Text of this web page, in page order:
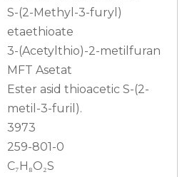
S-(2-Methyl-3-furyl)
etaethioate
3-(Acetylthio)-2-metilfuran
MFT Asetat
Ester asid thioacetic S-(2-
metil-3-furil).
3973
259-801-0
C₇H₈O₂S